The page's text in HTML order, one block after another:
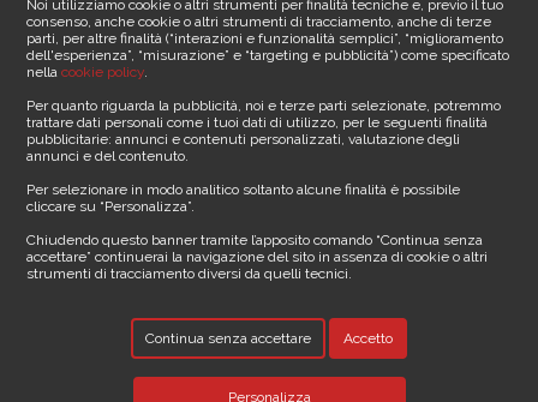
Contattaci
Sede legale
Via Dottesio 8
22100 Como ()
Partita iva 11305210012
Telefono
info@vacanze24.it
Noi utilizziamo cookie o altri strumenti per finalità tecniche e, previo il tuo
consenso, anche cookie o altri strumenti di tracciamento, anche di terze
parti, per altre finalità (“interazioni e funzionalità semplici”, “miglioramento
dell'esperienza”, “misurazione” e “targeting e pubblicità”) come specificato
nellacookie policy.
Per quanto riguarda la pubblicità, noi e terze parti selezionate, potremmo
trattare dati personali come i tuoi dati di utilizzo, per le seguenti finalità
pubblicitarie: annunci e contenuti personalizzati, valutazione degli
annunci e del contenuto.
Per selezionare in modo analitico soltanto alcune finalità è possibile
cliccare su “Personalizza”.
Chiudendo questo banner tramite l’apposito comando “Continua senza
accettare” continuerai la navigazione del sito in assenza di cookie o altri
strumenti di tracciamento diversi da quelli tecnici.
Personalizza
Continua senza accettare Accetto